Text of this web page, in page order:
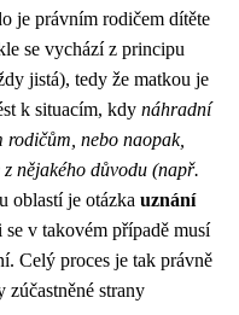
je právním rodičem dítěte
se vychází z principu
jistá), tedy že matkou je
k situacím, kdy náhradní
nebo naopak,
z nějakého důvodu (např.
oblastí je otázka uznání
se v takovém případě musí
Celý proces je tak právně
zúčastněné strany